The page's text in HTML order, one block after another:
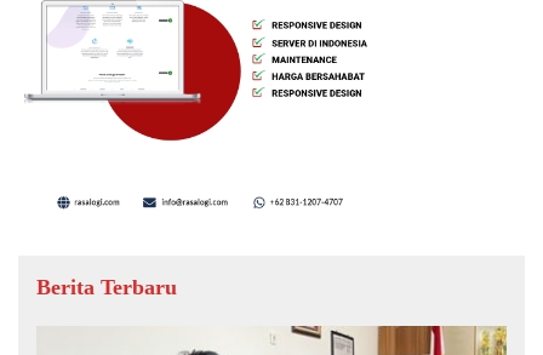
Berita Terbaru